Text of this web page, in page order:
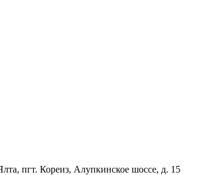
пгт. Кореиз, Алупкинское шоссе, д. 15